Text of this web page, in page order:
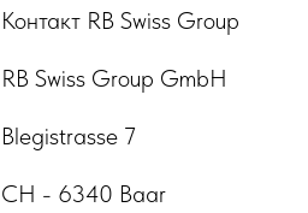
Контакт RB Swiss Group
RB Swiss Group GmbH
Blegistrasse 7
CH - 6340 Baar